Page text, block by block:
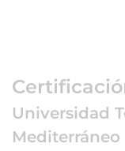
Universidad
Mediterráneo